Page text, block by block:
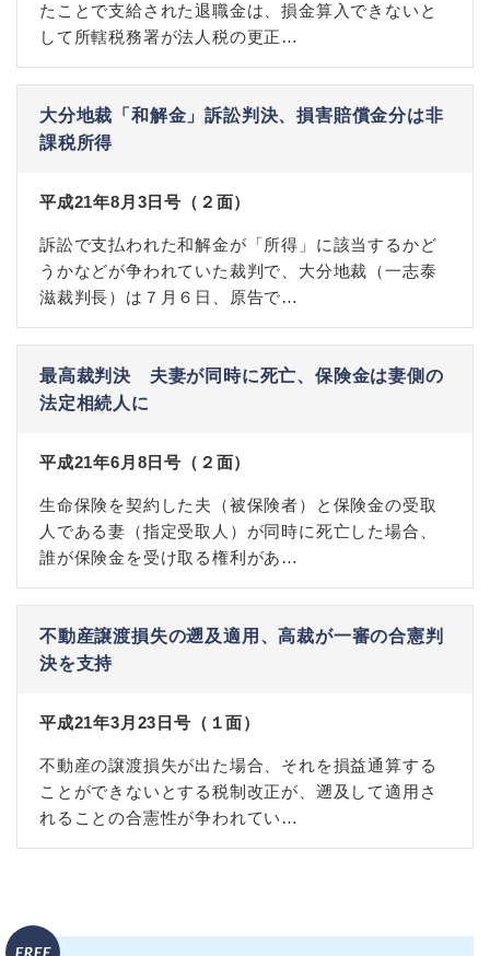
たことで支給された退職金は、損金算入できないと
して所轄税務署が法人税の更正…
大分地裁「和解金」訴訟判決、損害賠償金分は非
課税所得
平成21年8月3日号（２面）
訴訟で支払われた和解金が「所得」に該当するかど
うかなどが争われていた裁判で、大分地裁（一志泰
滋裁判長）は７月６日、原告で…
最高裁判決 夫妻が同時に死亡、保険金は妻側の
法定相続人に
平成21年6月8日号（２面）
生命保険を契約した夫（被保険者）と保険金の受取
人である妻（指定受取人）が同時に死亡した場合、
誰が保険金を受け取る権利があ…
不動産譲渡損失の遡及適用、高裁が一審の合憲判
決を支持
平成21年3月23日号（１面）
不動産の譲渡損失が出た場合、それを損益通算する
ことができないとする税制改正が、遡及して適用さ
れることの合憲性が争われてい…